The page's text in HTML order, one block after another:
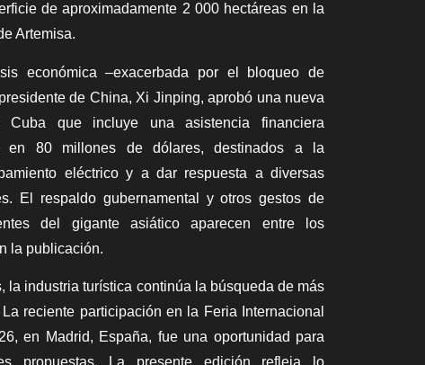
de aproximadamente 2 000 hectáreas en la
Artemisa.
económica –exacerbada por el bloqueo de
de China, Xi Jinping, aprobó una nueva
que incluye una asistencia financiera
en 80 millones de dólares, destinados a la
eléctrico y a dar respuesta a diversas
El respaldo gubernamental y otros gestos de
del gigante asiático aparecen entre los
la publicación.
la industria turística continúa la búsqueda de más
reciente participación en la Feria Internacional
en Madrid, España, fue una oportunidad para
propuestas. La presente edición refleja lo